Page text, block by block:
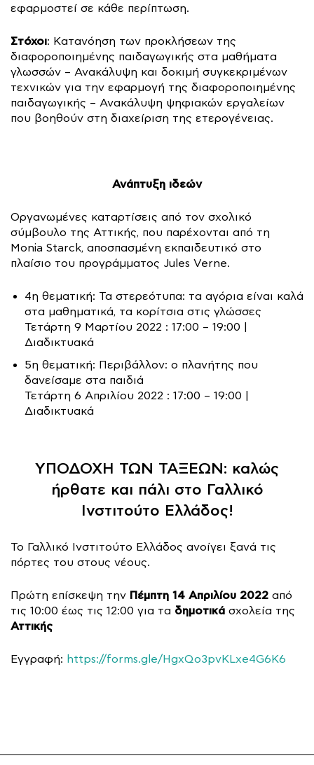
εφαρμοστεί σε κάθε περίπτωση.
Στόχοι: Κατανόηση των προκλήσεων της
διαφοροποιημένης παιδαγωγικής στα μαθήματα
γλωσσών – Ανακάλυψη και δοκιμή συγκεκριμένων
τεχνικών για την εφαρμογή της διαφοροποιημένης
παιδαγωγικής – Ανακάλυψη ψηφιακών εργαλείων
που βοηθούν στη διαχείριση της ετερογένειας.
Ανάπτυξη ιδεών
Οργανωμένες καταρτίσεις από τον σχολικό
σύμβουλο της Αττικής, που παρέχονται από τη
Monia Starck, αποσπασμένη εκπαιδευτικό στο
πλαίσιο του προγράμματος Jules Verne.
4η θεματική: Τα στερεότυπα: τα αγόρια είναι καλά
στα μαθηματικά, τα κορίτσια στις γλώσσες
Τετάρτη 9 Μαρτίου 2022 : 17:00 – 19:00 |
Διαδικτυακά
5η θεματική: Περιβάλλον: ο πλανήτης που
δανείσαμε στα παιδιά
Τετάρτη 6 Απριλίου 2022 : 17:00 – 19:00 |
Διαδικτυακά
ΥΠΟΔΟΧΗ ΤΩΝ ΤΑΞΕΩΝ: καλώς
ήρθατε και πάλι στο Γαλλικό
Ινστιτούτο Ελλάδος!
Το Γαλλικό Ινστιτούτο Ελλάδος ανοίγει ξανά τις
πόρτες του στους νέους.
Πρώτη επίσκεψη την Πέμπτη 14 Απριλίου 2022 από
τις 10:00 έως τις 12:00 για τα δημοτικά σχολεία της
Αττικής
Εγγραφή: https://forms.gle/HgxQo3pvKLxe4G6K6